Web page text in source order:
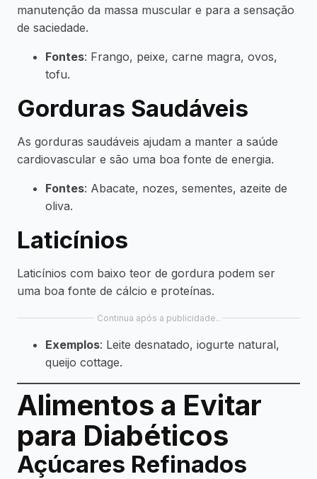
manutenção da massa muscular e para a sensação
de saciedade.
Fontes: Frango, peixe, carne magra, ovos,
tofu.
Gorduras Saudáveis
As gorduras saudáveis ajudam a manter a saúde
cardiovascular e são uma boa fonte de energia.
Fontes: Abacate, nozes, sementes, azeite de
oliva.
Laticínios
Laticínios com baixo teor de gordura podem ser
uma boa fonte de cálcio e proteínas.
Continua após a publicidade..
Exemplos: Leite desnatado, iogurte natural,
queijo cottage.
Alimentos a Evitar
para Diabéticos
Açúcares Refinados